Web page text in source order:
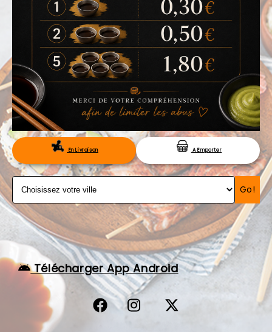
VOTRE COMPTE
NOTRE RESTAURANT
VOS AVIS
MENTIONS LÉGALES
C.G.V
RÉSERVATIONEn Livraison A Emporter
Go!
Télécharger App Android